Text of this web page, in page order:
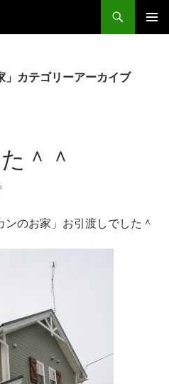
」カテゴリーアーカイブ
＾＾
のお家」お引渡しでした＾